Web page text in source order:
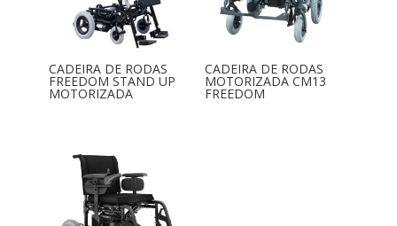
CADEIRA DE RODAS
FREEDOM STAND UP
MOTORIZADA
CADEIRA DE RODAS
MOTORIZADA CM13
FREEDOM